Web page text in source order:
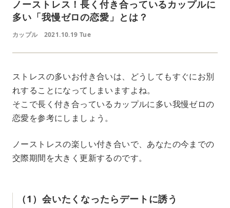
ノーストレス！長く付き合っているカップルに
多い「我慢ゼロの恋愛」とは？
カップル 2021.10.19 Tue
ストレスの多いお付き合いは、どうしてもすぐにお別
れすることになってしまいますよね。
そこで長く付き合っているカップルに多い我慢ゼロの
恋愛を参考にしましょう。
ノーストレスの楽しい付き合いで、あなたの今までの
交際期間を大きく更新するのです。
（1）会いたくなったらデートに誘う